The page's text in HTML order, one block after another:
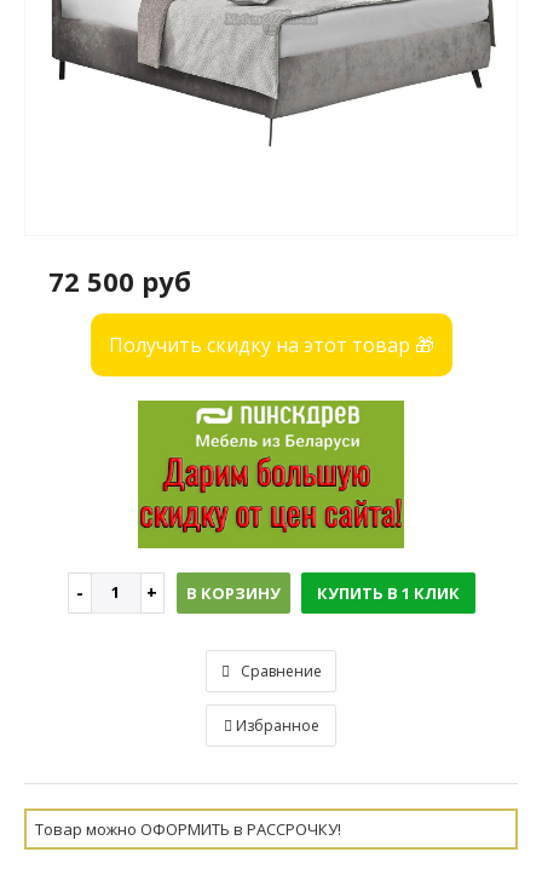
72 500 руб
Получить скидку на этот товар 🎁
В КОРЗИНУ КУПИТЬ В 1 КЛИК
Сравнение
Избранное
Товар можно ОФОРМИТЬ в РАССРОЧКУ!